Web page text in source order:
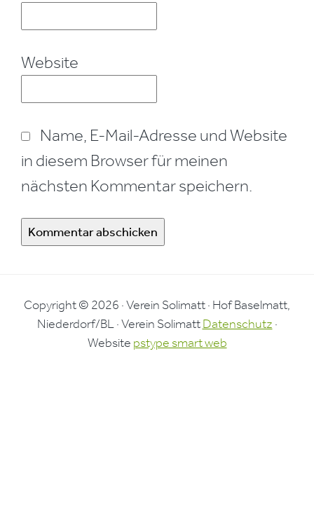
Website
Name, E-Mail-Adresse und Website
in diesem Browser für meinen
nächsten Kommentar speichern.
Copyright © 2026 · Verein Solimatt · Hof Baselmatt,
Niederdorf/BL · Verein SolimattDatenschutz ·
Website pstype smart web